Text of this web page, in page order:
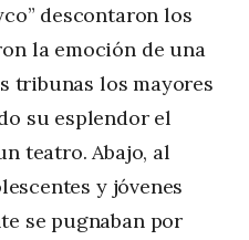
descontaron los
la emoción de una
tribunas los mayores
su esplendor el
teatro. Abajo, al
y jóvenes
se pugnaban por